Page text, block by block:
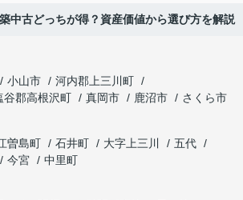
中古どっちが得？資産価値から選び方を解説
小山市
河内郡上三川町
谷郡高根沢町 真岡市 鹿沼市
さくら市
曽島町 石井町 大字上三川
五代
今宮
中里町